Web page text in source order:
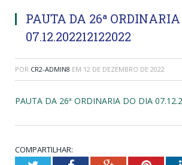
PAUTA DA 26ª
07.12.202212122022
POR CR2-ADMIN8 EM 12 DE DEZEMBRO DE 2022
PAUTA DA 26ª ORDINARIA DO DIA
COMPARTILHAR: